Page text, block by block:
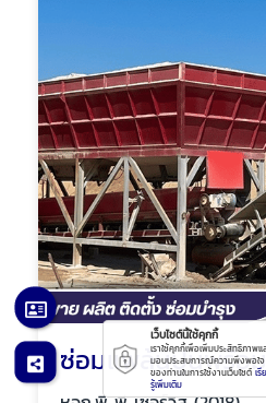
ซ่อมแพล้นปูนพร้อม
เว็บไซต์นี้ใช้คุกกี้
เราใช้คุกกี้เพื่อเพิ่มประสิทธิภาพแ
มอบประสบการณ์ความพึงพอใจ
ของท่านในการใช้งานเว็บไซต์ เรี
รู้เพิ่มเติม